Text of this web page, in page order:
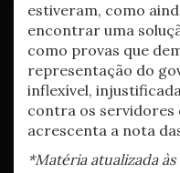
estiveram, como
encontrar uma
como provas que
representação do
inflexível,
contra os servidores
acrescenta a nota
*Matéria atualizada